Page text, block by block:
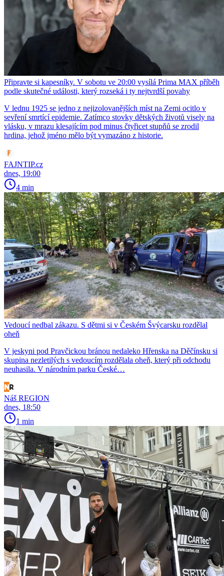
Připravte si kapesníky. V sobotu ve 20:00 vysílá Prima MAX příběh
podle skutečné události, který rozseká i ty nejtvrdší povahy
V lednu 1925 se jedno z nejizolovanějších míst na Zemi ocitlo v
sevření smrtící epidemie. Zatímco stovky dětských životů visely na
vlásku, v mrazu klesajícím pod minus čtyřicet stupňů se zrodil
hrdina, jehož jméno mělo být vymazáno z historie.
FAJNTIP.cz
dnes, 19:00
4 min
Vedoucí nedbal zákazu. S dětmi si v Českém Švýcarsku rozdělal
oheň
V jeskyni pod Pravčickou bránou nedaleko Hřenska na Děčínsku si
skupina nezletilých s vedoucím rozdělala oheň, který při odchodu
neuhasila. V národním parku České…
Náš REGION
dnes, 18:50
1 min